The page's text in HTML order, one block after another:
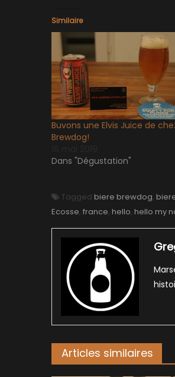
Similaire
Buvons une Elvis Juice de
Brewdog!
Dans "Dégustation"
Tagged biere brewdog,
Ecosse, france, hello, hello my
Articles similaires